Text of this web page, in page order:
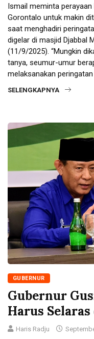
Ismail meminta
Gorontalo untuk makin
saat menghadiri
digelar di masjid Djabbal
(11/9/2025). “Mungkin
tanya, seumur-umur
melaksanakan
SELENGKAPNYA
GUBERNUR
Gubernur
Harus
Haris Radju